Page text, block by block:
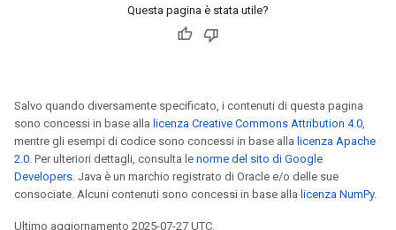
Questa pagina è stata utile?
Salvo quando diversamente specificato, i contenuti di questa pagina
sono concessi in base alla licenza Creative Commons Attribution 4.0,
mentre gli esempi di codice sono concessi in base alla licenza Apache
2.0. Per ulteriori dettagli, consulta le norme del sito di Google
Developers. Java è un marchio registrato di Oracle e/o delle sue
consociate. Alcuni contenuti sono concessi in base alla licenza NumPy.
Ultimo aggiornamento 2025-07-27 UTC.